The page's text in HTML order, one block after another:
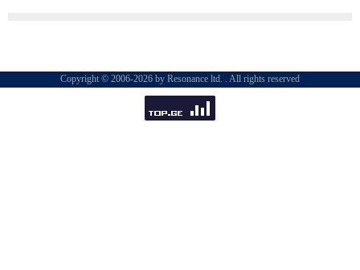
Copyright © 2006-2026 by Resonance ltd. . All rights reserved